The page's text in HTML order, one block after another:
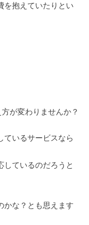
を抱えていたりとい
が変わりませんか？
ているサービスなら
しているのだろうと
かな？とも思えます